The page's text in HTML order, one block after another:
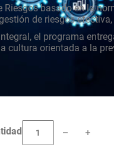
Riesgos basado en la
de riesgos
el programa
cultura orientada a la